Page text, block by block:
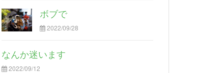
ボブで
2022/09/28
なんか迷います
2022/09/12